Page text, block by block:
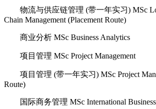
物流与供应链管理 (带一年实习) MSc
Chain Management (Placement Route)
商业分析 MSc Business Analytics
项目管理 MSc Project Management
项目管理 (带一年实习) MSc Project
Route)
国际商务管理 MSc International Business